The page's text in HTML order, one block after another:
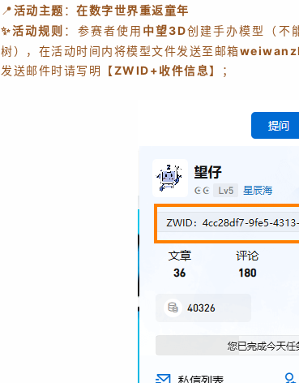
📍活动主题 ： 在数字世界重返童年
✨活动规则 ： 参赛者使用 中望3D创建手办模型（不
树），在活动时间内将模型文件发送至邮箱
发送邮件时请写明
【ZWID+收件信息】 ；